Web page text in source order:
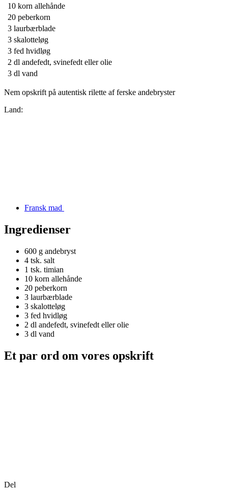
10 korn allehånde
20 peberkorn
3 laurbærblade
3 skalotteløg
3 fed hvidløg
2 dl andefedt, svinefedt eller olie
3 dl vand
Nem opskrift på autentisk rilette af ferske andebryster
Land:
Fransk mad
Ingredienser
600 g andebryst
4 tsk. salt
1 tsk. timian
10 korn allehånde
20 peberkorn
3 laurbærblade
3 skalotteløg
3 fed hvidløg
2 dl andefedt, svinefedt eller olie
3 dl vand
Et par ord om vores opskrift
Del